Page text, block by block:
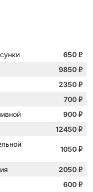
650 ₽
9850 ₽
2350 ₽
700 ₽
900 ₽
12450 ₽
1050 ₽
2050 ₽
600 ₽